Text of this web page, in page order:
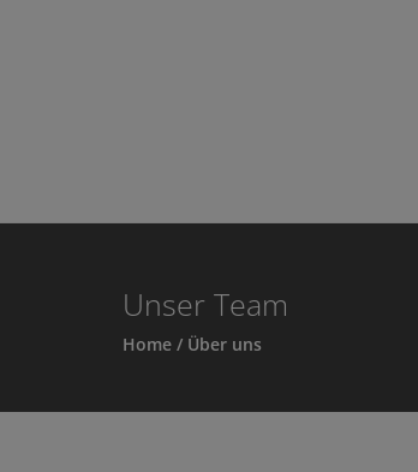
Unser Team
Home / Über uns